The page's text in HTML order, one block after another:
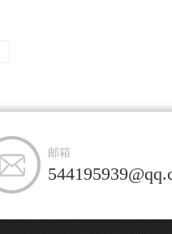
邮箱